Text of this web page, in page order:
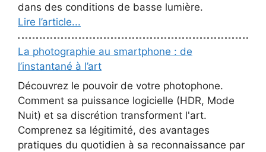
dans des conditions de basse lumière.
Lire l’article...
La photographie au smartphone : de
l’instantané à l’art
Découvrez le pouvoir de votre photophone.
Comment sa puissance logicielle (HDR, Mode
Nuit) et sa discrétion transforment l'art.
Comprenez sa légitimité, des avantages
pratiques du quotidien à sa reconnaissance par